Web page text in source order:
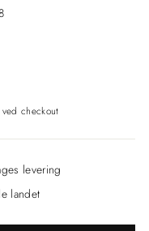
checkout
levering
landet